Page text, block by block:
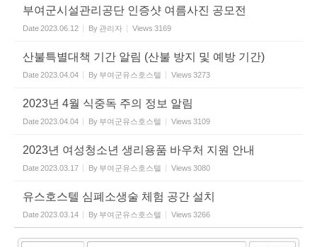
부여군시설관리공단 인증샷 여름사진 공모전
Date2023.06.12 By 관리자 Views 3169
산불특별대책 기간 알림 (산불 방지 및 예방 기간)
Date2023.04.04 By 부여군유스호스텔 Views 3273
2023년 4월 식중독 주의 정보 알림
Date2023.04.04 By 부여군유스호스텔 Views 3109
2023년 여성청소년 생리용품 바우처 지원 안내
Date2023.03.17 By 부여군유스호스텔 Views 3080
유스호스텔 심폐소생술 체험 공간 설치
Date2023.03.14 By 부여군유스호스텔 Views 3266